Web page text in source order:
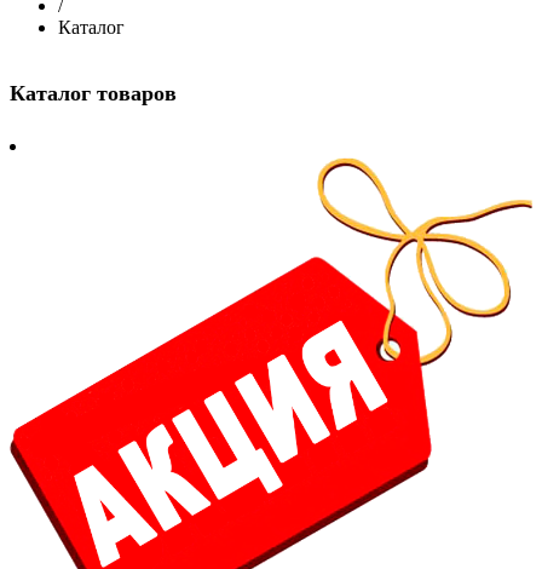
/
Каталог
Каталог товаров